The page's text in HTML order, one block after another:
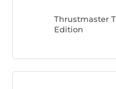
Thrustmaster
Edition